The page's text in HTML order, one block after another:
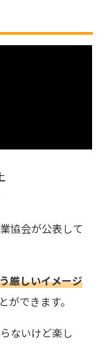
協会が公表して
厳しいイメージ
ができます。
ないけど楽し